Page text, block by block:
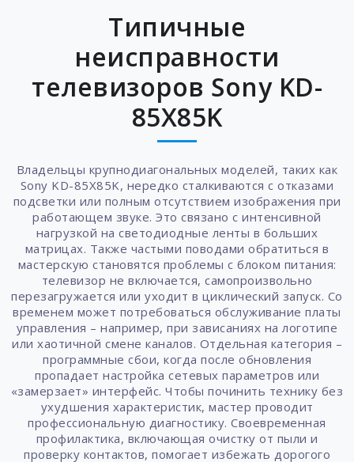
Типичные
неисправности
телевизоров Sony KD-
85X85K
Владельцы крупнодиагональных моделей, таких как
Sony KD-85X85K, нередко сталкиваются с отказами
подсветки или полным отсутствием изображения при
работающем звуке. Это связано с интенсивной
нагрузкой на светодиодные ленты в больших
матрицах. Также частыми поводами обратиться в
мастерскую становятся проблемы с блоком питания:
телевизор не включается, самопроизвольно
перезагружается или уходит в циклический запуск. Со
временем может потребоваться обслуживание платы
управления – например, при зависаниях на логотипе
или хаотичной смене каналов. Отдельная категория –
программные сбои, когда после обновления
пропадает настройка сетевых параметров или
«замерзает» интерфейс. Чтобы починить технику без
ухудшения характеристик, мастер проводит
профессиональную диагностику. Своевременная
профилактика, включающая очистку от пыли и
проверку контактов, помогает избежать дорогого